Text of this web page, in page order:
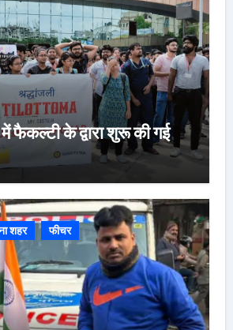
फैकल्टी के द्वारा शुरू की गई
शहर फीचर